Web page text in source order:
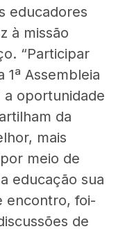
educadores
à missão
“Participar
Assembleia
a oportunidade
da
mais
meio de
educação sua
encontro, foi-
de